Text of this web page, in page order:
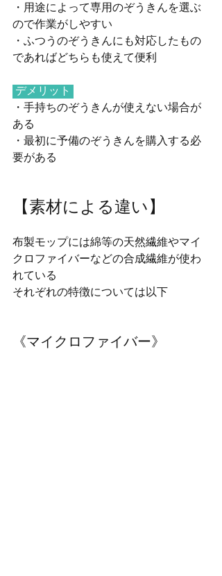
・用途によって専用のぞうきんを選ぶ
ので作業がしやすい
・ふつうのぞうきんにも対応したもの
であればどちらも使えて便利
デメリット
・手持ちのぞうきんが使えない場合が
ある
・最初に予備のぞうきんを購入する必
要がある
【素材による違い】
布製モップには綿等の天然繊維やマイ
クロファイバーなどの合成繊維が使わ
れている
それぞれの特徴については以下
《マイクロファイバー》